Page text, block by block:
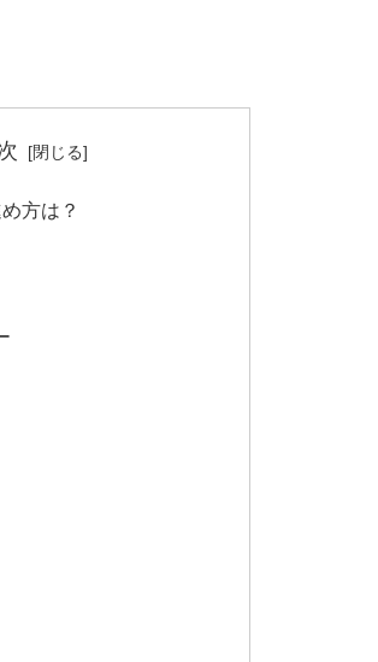
方は？